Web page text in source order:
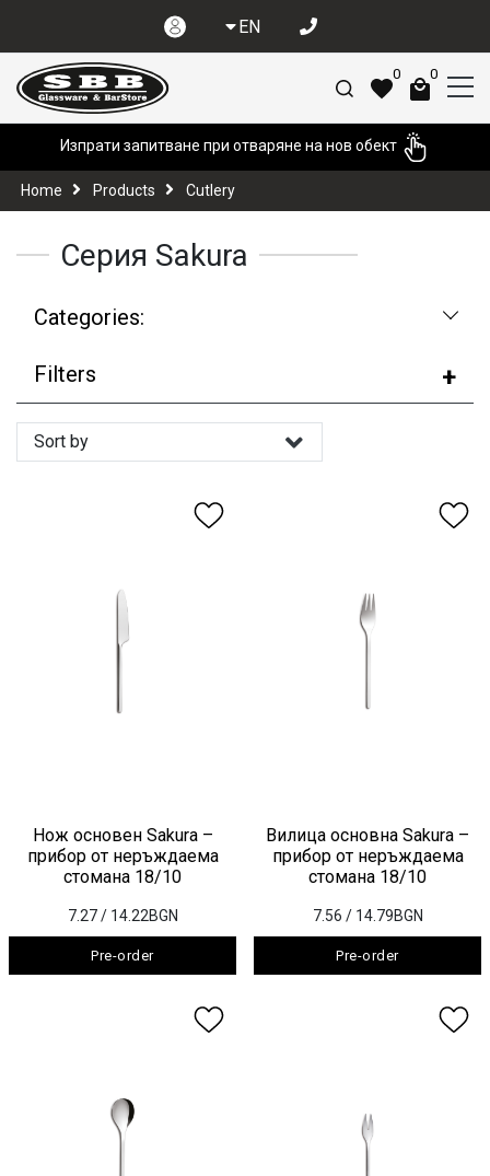
EN
0 0
Изпрати запитване при отваряне на нов обект
Home Products Cutlery
Серия Sakura
Categories:
Filters
Sort by
Нож основен Sakura –
прибор от неръждаема
стомана 18/10
7.27 / 14.22BGN
Pre-order
Вилица основна Sakura –
прибор от неръждаема
стомана 18/10
7.56 / 14.79BGN
Pre-order